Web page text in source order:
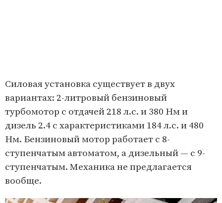
Силовая установка существует в двух
вариантах: 2-литровый бензиновый
турбомотор с отдачей 218 л.с. и 380 Нм и
дизель 2.4 с характеристиками 184 л.с. и 480
Нм. Бензиновый мотор работает с 8-
ступенчатым автоматом, а дизельный — с 9-
ступенчатым. Механика не предлагается
вообще.